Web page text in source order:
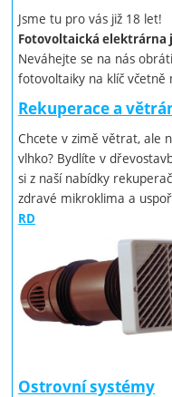
Jsme tu pro vás již 18 let!
Fotovoltaická elektrárna
Neváhejte se na nás
fotovoltaiky na klíč včetně
Rekuperace a
Chcete v zimě větrat, ale
vlhko? Bydlíte v
si z naší nabídky
zdravé mikroklima a
RD
Ostrovní systémy